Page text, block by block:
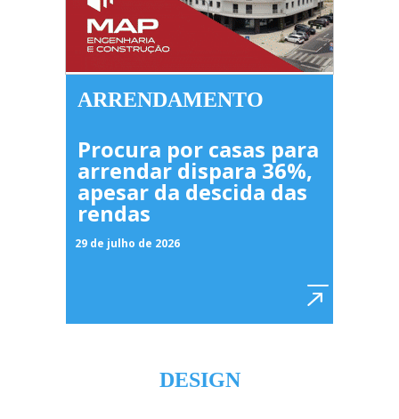
ARRENDAMENTO
Procura por casas para
arrendar dispara 36%,
apesar da descida das
rendas
29 de julho de 2026
DESIGN